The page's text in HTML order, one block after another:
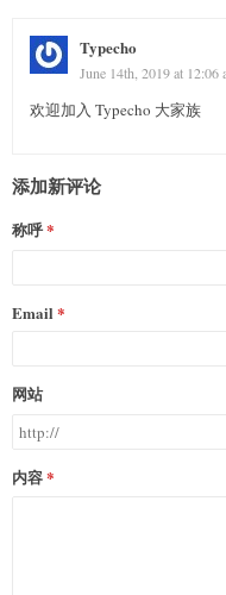
Typecho
June 14th, 2019 at 12:06
欢迎加入 Typecho 大家族
添加新评论
称呼
Email
网站
内容